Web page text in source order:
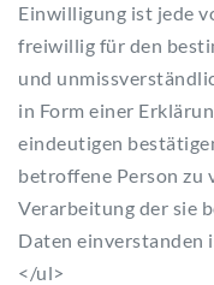
Einwilligung ist jede
freiwillig für den
und
in Form einer
eindeutigen
betroffene Person zu
Verarbeitung der sie
Daten einverstanden
</ul>